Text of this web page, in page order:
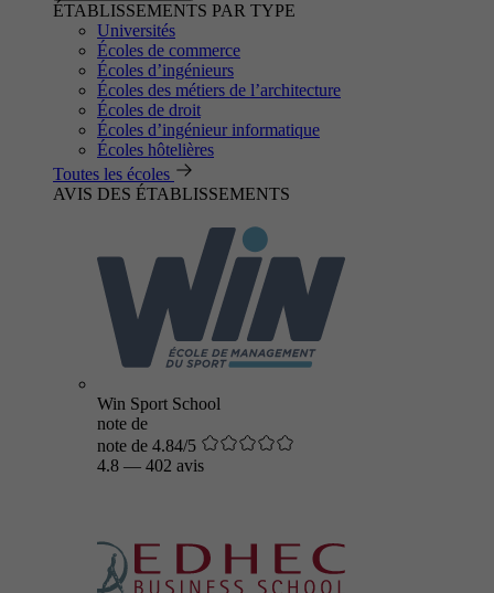
ÉTABLISSEMENTS PAR TYPE
Universités
Écoles de commerce
Écoles d’ingénieurs
Écoles des métiers de l’architecture
Écoles de droit
Écoles d’ingénieur informatique
Écoles hôtelières
Toutes les écoles
AVIS DES ÉTABLISSEMENTS
Win Sport School
note de
note de 4.84/5
4.8 — 402 avis